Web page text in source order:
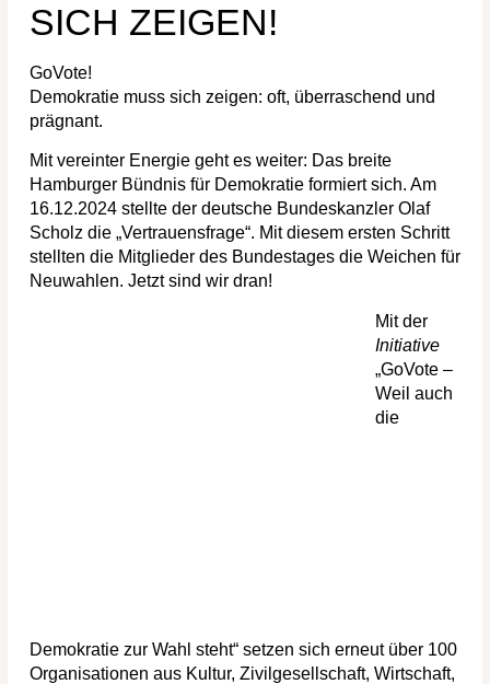
SICH ZEIGEN!
GoVote!
Demokratie muss sich zeigen: oft, überraschend und
prägnant.
Mit vereinter Energie geht es weiter: Das breite
Hamburger Bündnis für Demokratie formiert sich. Am
16.12.2024 stellte der deutsche Bundeskanzler Olaf
Scholz die „Vertrauensfrage“. Mit diesem ersten Schritt
stellten die Mitglieder des Bundestages die Weichen für
Neuwahlen. Jetzt sind wir dran!
Mit der
Initiative
„GoVote –
Weil auch
die
Demokratie zur Wahl steht“ setzen sich erneut über 100
Organisationen aus Kultur, Zivilgesellschaft, Wirtschaft,